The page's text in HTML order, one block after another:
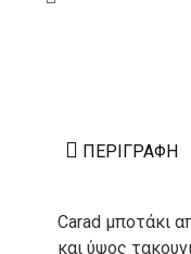
ΠΕΡΙΓΡΑΦΉ
Carad μποτάκι
και ύψος